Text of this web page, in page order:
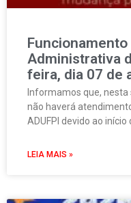
Funcionamento
Administrativa
feira, dia 07 de
Informamos que,
não haverá
ADUFPI devido ao
LEIA MAIS »